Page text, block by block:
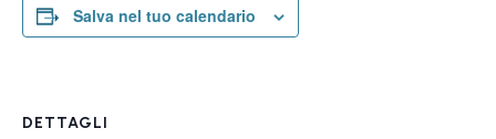
Salva nel tuo calendario
DETTAGLI